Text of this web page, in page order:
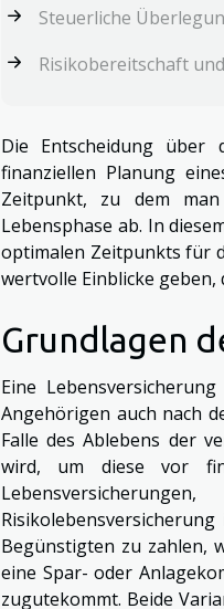
Steuerliche
Risikobereitschaft
Die Entscheidung über
finanziellen Planung
Zeitpunkt, zu dem
Lebensphase ab. In
optimalen Zeitpunkts für
wertvolle Einblicke
Grundlagen
Eine
Angehörigen auch nach
Falle des Ablebens der
wird, um diese vor
Begünstigten zu zahlen,
eine Spar- oder
zugutekommt. Beide